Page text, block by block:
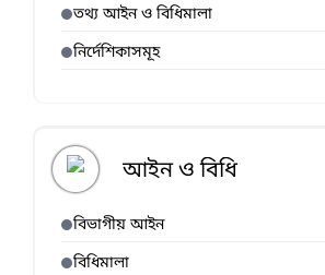
তথ্য আইন ও বিধিমালা
নির্দেশিকাসমূহ
আইন ও বিধি
বিভাগীয় আইন
বিধিমালা